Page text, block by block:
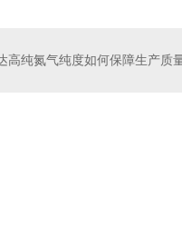
高纯氮气纯度如何保障生产质